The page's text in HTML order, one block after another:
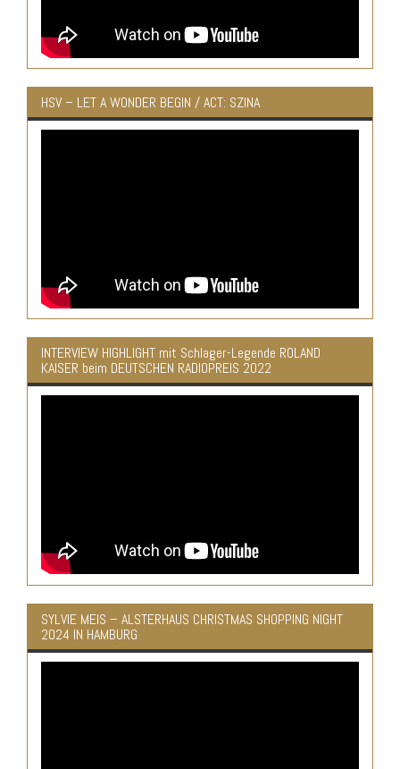
HSV – LET A WONDER BEGIN / ACT: SZINA
INTERVIEW HIGHLIGHT mit Schlager-Legende ROLAND
KAISER beim DEUTSCHEN RADIOPREIS 2022
SYLVIE MEIS – ALSTERHAUS CHRISTMAS SHOPPING NIGHT
2024 IN HAMBURG